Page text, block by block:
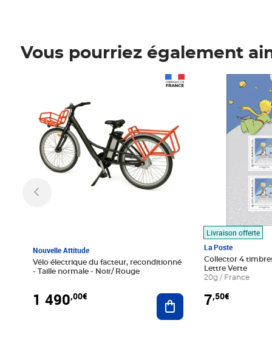
Vous pourriez également
Nouvelle Attitude
Vélo électrique du facteur, reconditionné
- Taille normale - Noir/ Rouge
1 490,00€ Ajouter au panier
Livraison offerte
La Poste
Collector 4
Lettre Verte
20g / France
7,50€
Prix 7,50€